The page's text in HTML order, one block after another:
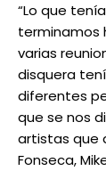
“Lo que
terminamos
varias
disquera
diferentes
que se nos
artistas que
Fonseca,